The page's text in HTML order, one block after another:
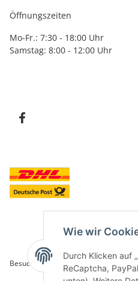
Öffnungszeiten
Mo-Fr.: 7:30 - 18:00 Uhr
Samstag: 8:00 - 12:00 Uhr
Besucherzähler: 5843107
Wie wir
Durch Klicken auf
ReCaptcha,